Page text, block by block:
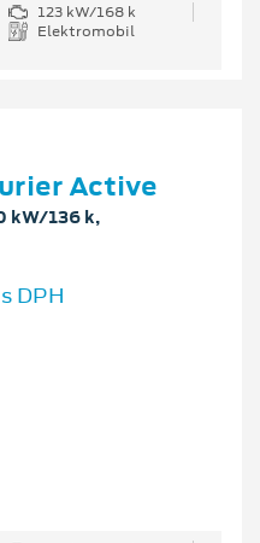
123 kW/168 k
Elektromobil
Active
kW/136 k,
DPH